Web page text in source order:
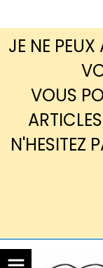
JE NE
VOUS
N'HESITEZ